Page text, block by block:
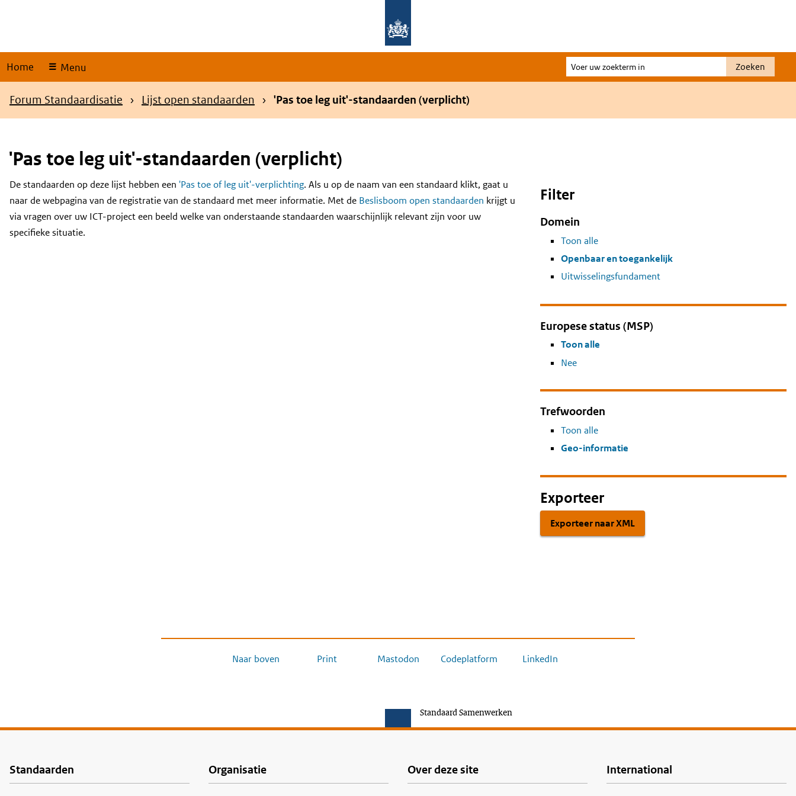
Home Menu
Voer
uw
Zoeken
Kruimelpad
Forum Standaardisatie Lijst open standaarden 'Pas toe leg uit'-standaarden (verplicht)
'Pas toe leg uit'-standaarden (verplicht)
Content
De standaarden op deze lijst hebben een 'Pas toe of leg uit'-verplichting. Als u op de naam van een standaard klikt, gaat u
naar de webpagina van de registratie van de standaard met meer informatie. Met de Beslisboom open standaarden krijgt u
via vragen over uw ICT-project een beeld welke van onderstaande standaarden waarschijnlijk relevant zijn voor uw
specifieke situatie.
Filter
Domein
Toon alle
Openbaar en toegankelijk
Uitwisselingsfundament
Europese status (MSP)
Toon alle
Nee
Trefwoorden
Toon alle
Geo-informatie
Exporteer
Exporteer naar XML
Naar boven Print Mastodon Codeplatform LinkedIn
Standaard Samenwerken
Voet
Standaarden Organisatie Over deze site International